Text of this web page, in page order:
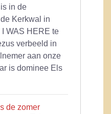
in de
Kerkwal in
WAS HERE te
verbeeld in
aan onze
is dominee Els
de zomer